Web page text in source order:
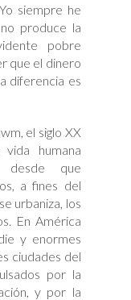
siempre he
produce la
pobre
que el dinero
diferencia es
el siglo XX
humana
desde que
a fines del
urbaniza, los
En América
y enormes
ciudades del
por la
y por la